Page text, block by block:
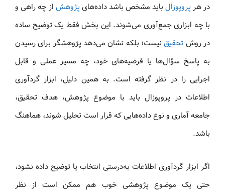
در هر پروپوزال باید مشخص باشد داده‌های پژوهش از چه راهی و
با چه ابزاری جمع‌آوری می‌شوند. این بخش فقط یک توضیح ساده
در روش تحقیقنیست؛ بلکه نشان می‌دهد پژوهشگر برای رسیدن
به پاسخ سؤال‌ها یا فرضیه‌های خود، چه مسیر عملی و قابل
اجرایی را در نظر گرفته است. به همین دلیل، ابزار گردآوری
اطلاعات در پروپوزال باید با موضوع پژوهش، هدف تحقیق،
جامعه آماری و نوع داده‌هایی که قرار است تحلیل شوند، هماهنگ
باشد.
اگر ابزار گردآوری اطلاعات به‌درستی انتخاب یا توضیح داده نشود،
حتی یک موضوع پژوهشی خوب هم ممکن است از نظر